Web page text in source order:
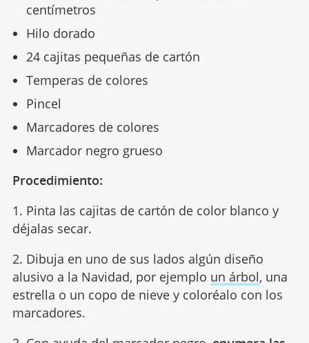
centímetros
Hilo dorado
24 cajitas pequeñas de cartón
Temperas de colores
Pincel
Marcadores de colores
Marcador negro grueso
Procedimiento:
1. Pinta las cajitas de cartón de color blanco y
déjalas secar.
2. Dibuja en uno de sus lados algún diseño
alusivo a la Navidad, por ejemplo un árbol, una
estrella o un copo de nieve y coloréalo con los
marcadores.